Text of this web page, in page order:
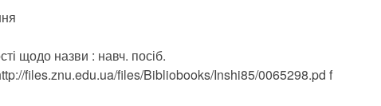
щодо назви : навч. посіб.
files.znu.edu.ua/files/Bibliobooks/Inshi85/0065298.pd f